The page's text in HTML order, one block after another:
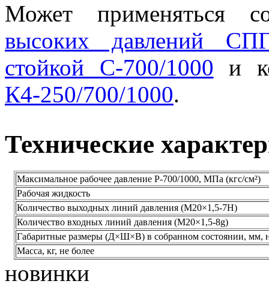
Может применяться
высоких давлений
стойкой С-700/1000 и
К4-250/700/1000.
Технические
Максимальное рабочее давление Р-700/1000, МПа (кгс/см²)
Рабочая жидкость
Количество выходных линий давления (М20×1,5-7H)
Количество входных линий давления (М20×1,5-8g)
Габаритные размеры (Д×Ш×В) в собранном состоянии, мм,
Масса, кг, не более
новинки